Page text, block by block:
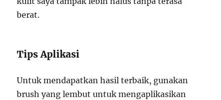
berat.
Tips Aplikasi
Untuk mendapatkan hasil terbaik, gunakan
brush yang lembut untuk mengaplikasikan